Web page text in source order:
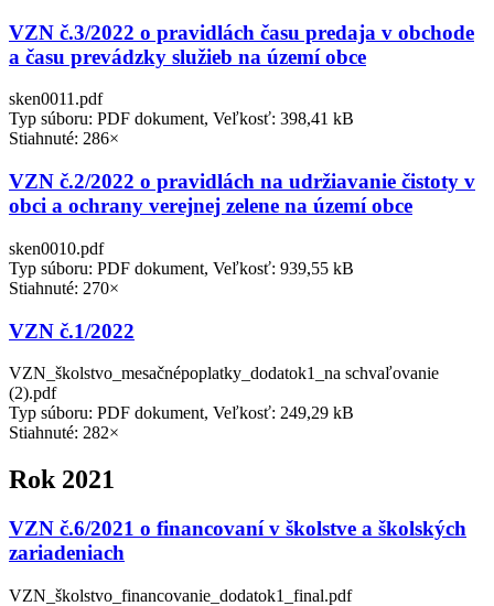
VZN č.3/2022 o pravidlách času predaja v obchode
a času prevádzky služieb na území obce
sken0011.pdf
Typ súboru: PDF dokument, Veľkosť: 398,41 kB
Stiahnuté: 286×
VZN č.2/2022 o pravidlách na udržiavanie čistoty v
obci a ochrany verejnej zelene na území obce
sken0010.pdf
Typ súboru: PDF dokument, Veľkosť: 939,55 kB
Stiahnuté: 270×
VZN č.1/2022
VZN_školstvo_mesačnépoplatky_dodatok1_na schvaľovanie
(2).pdf
Typ súboru: PDF dokument, Veľkosť: 249,29 kB
Stiahnuté: 282×
Rok 2021
VZN č.6/2021 o financovaní v školstve a školských
zariadeniach
VZN_školstvo_financovanie_dodatok1_final.pdf